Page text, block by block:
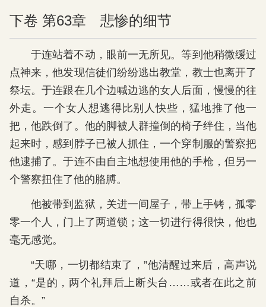
下卷 第63章 悲惨的细节
于连站着不动，眼前一无所见。等到他稍微缓过
点神来，他发现信徒们纷纷逃出教堂，教士也离开了
祭坛。于连跟在几个边喊边逃的女人后面，慢慢的往
外走。一个女人想逃得比别人快些，猛地推了他一
把，他跌倒了。他的脚被人群撞倒的椅子绊住，当他
起来时，感到脖子已被人抓住，一个穿制服的警察把
他逮捕了。于连不由自主地想使用他的手枪，但另一
个警察扭住了他的胳膊。
他被带到监狱，关进一间屋子，带上手铐，孤零
零一个人，门上了两道锁；这一切进行得很快，他也
毫无感觉。
“天哪，一切都结束了，”他清醒过来后，高声说
道，“是的，两个礼拜后上断头台……或者在此之前
自杀。”